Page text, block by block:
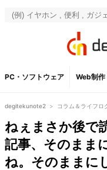
PC・ソフトウェア Web制作
degitekunote2 > コラム＆ライフロ
ねぇまさか後で
記事、そのまま
ね。そのままに